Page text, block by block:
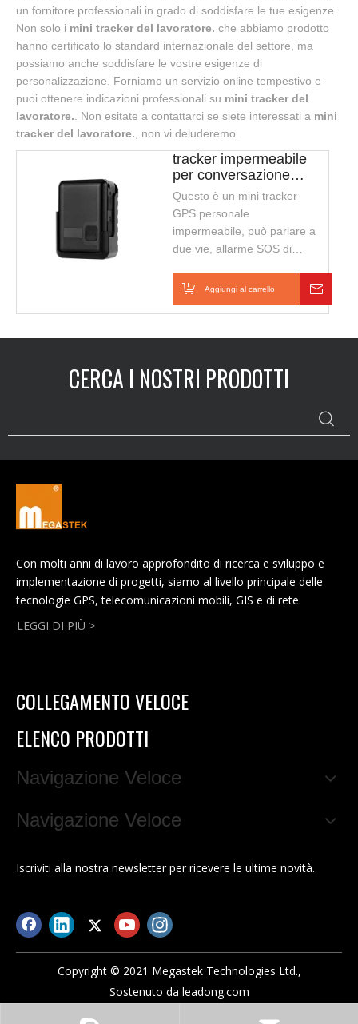
un fornitore professionali in grado di soddisfare le tue esigenze.
Non solo i mini tracker del lavoratore. che abbiamo prodotto
hanno certificato lo standard internazionale del settore, ma
possiamo anche soddisfare le vostre esigenze di
personalizzazione. Forniamo un servizio online tempestivo e
puoi ottenere indicazioni professionali su mini tracker del
lavoratore. . Non esitate a contattarci se siete interessati a mini
tracker del lavoratore. , non vi deluderemo.
tracker impermeabile
per conversazione
bidirezionale
lavoratore mini
Questo è un mini tracker
GPS personale
impermeabile, può parlare a
due vie, allarme SOS di
di grande capacità in grado
anche la ricarica wireless,
facile da trasportare. È
adatto per guardie di
Aggiungi al carrello
CERCA I NOSTRI PRODOTTI
Con molti anni di lavoro approfondito di ricerca e sviluppo e
implementazione di progetti, siamo al livello principale delle
tecnologie GPS, telecomunicazioni mobili, GIS e di rete.
LEGGI DI PIÙ >
COLLEGAMENTO VELOCE
ELENCO PRODOTTI
Navigazione Veloce
Navigazione Veloce
Iscriviti alla nostra newsletter per ricevere le ultime novità.
Copyright © 2021 Megastek Technologies Ltd.,
Sostenuto da leadong.com